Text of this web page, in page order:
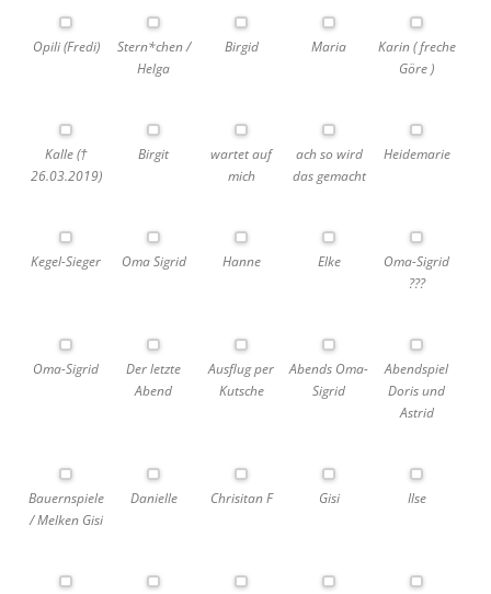
Opili (Fredi)
Stern*chen /
Helga
Birgid Maria
Karin ( freche
Göre )
Kalle (†
26.03.2019)
Birgit
wartet auf
mich
ach so wird
das gemacht
Heidemarie
Kegel-Sieger Oma Sigrid Hanne Elke
Oma-Sigrid
???
Oma-Sigrid
Der letzte
Abend
Ausflug per
Kutsche
Abends Oma-
Sigrid
Abendspiel
Doris und
Astrid
Bauernspiele
/ Melken Gisi
Danielle Chrisitan F Gisi Ilse